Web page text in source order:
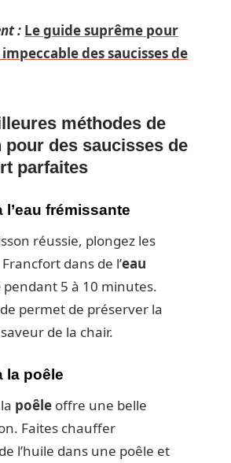
: Le guide suprême pour
des saucisses de
méthodes de
pour des saucisses de
parfaites
l’eau frémissante
réussie, plongez les
dans de l’eau
pendant 5 à 10 minutes.
permet de préserver la
de la chair.
la poêle
poêle offre une belle
Faites chauffer
l’huile dans une poêle et